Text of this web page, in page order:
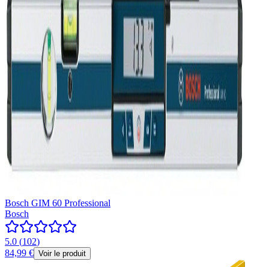
Bosch GIM 60 Professional
Bosch
5.0 (102)
84,99 € Voir le produit